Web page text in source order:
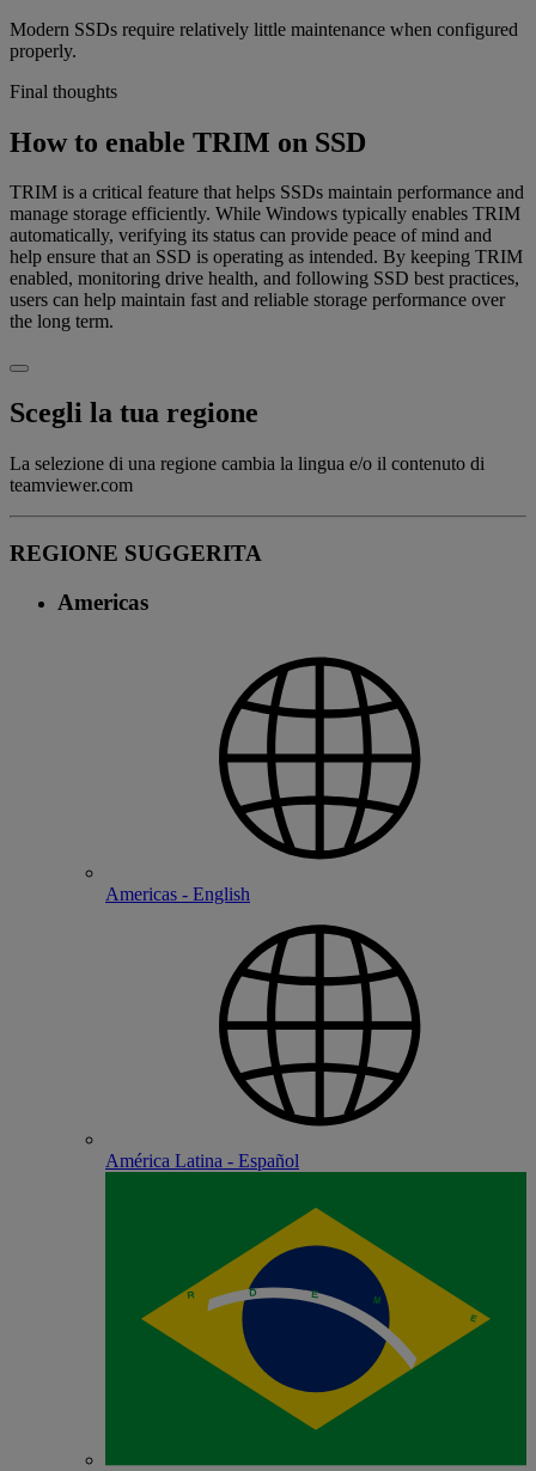
Modern SSDs require relatively little maintenance when configured
properly.
Final thoughts
How to enable TRIM on SSD
TRIM is a critical feature that helps SSDs maintain performance and
manage storage efficiently. While Windows typically enables TRIM
automatically, verifying its status can provide peace of mind and
help ensure that an SSD is operating as intended. By keeping TRIM
enabled, monitoring drive health, and following SSD best practices,
users can help maintain fast and reliable storage performance over
the long term.
Scegli la tua regione
La selezione di una regione cambia la lingua e/o il contenuto di
teamviewer.com
REGIONE SUGGERITA
Americas
Americas - English
América Latina - Español